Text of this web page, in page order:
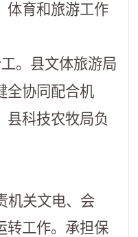
体育和旅游工作
。县文体旅游局
全协同配合机
县科技农牧局负
机关文电、会
转工作。承担保